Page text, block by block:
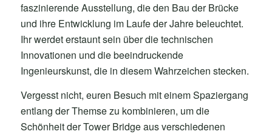
faszinierende Ausstellung, die den Bau der Brücke
und ihre Entwicklung im Laufe der Jahre beleuchtet.
Ihr werdet erstaunt sein über die technischen
Innovationen und die beeindruckende
Ingenieurskunst, die in diesem Wahrzeichen stecken.
Vergesst nicht, euren Besuch mit einem Spaziergang
entlang der Themse zu kombinieren, um die
Schönheit der Tower Bridge aus verschiedenen